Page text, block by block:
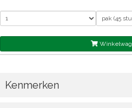
Kenmerken